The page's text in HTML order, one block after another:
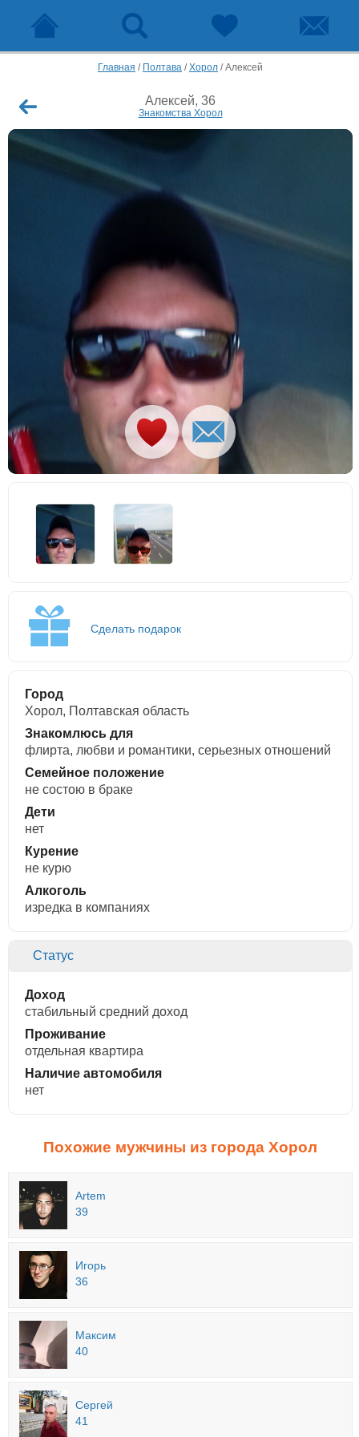
Главная / Полтава /Хорол /Алексей
Алексей, 36
Знакомства Хорол
Сделать подарок
Город
Хорол, Полтавская область
Знакомлюсь для
флирта, любви и романтики, cерьезных отношений
Семейное положение
не состою в браке
Дети
нет
Курение
не курю
Алкоголь
изредка в компаниях
Статус
Доход
стабильный средний доход
Проживание
отдельная квартира
Наличие автомобиля
нет
Похожие мужчины из города Хорол
Artem
39
Игорь
36
Максим
40
Сергей
41